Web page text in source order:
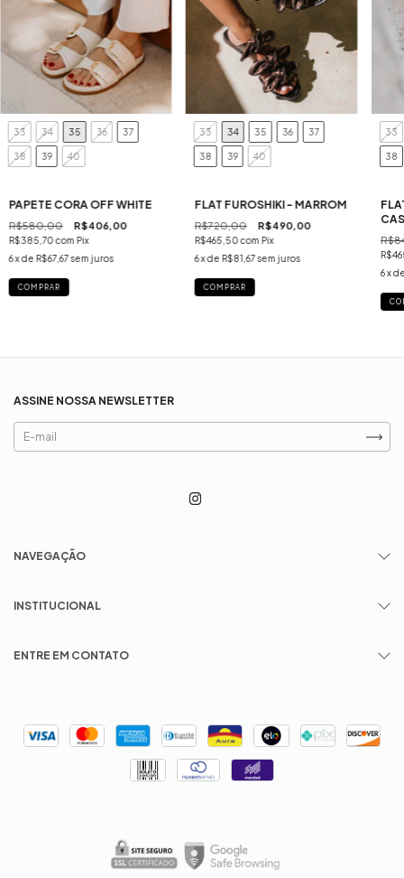
33 34 35 36 37
38 39 40
PAPETE CORA OFF WHITE
R$580,00 R$406,00
R$385,70com Pix
6x de R$67,67sem juros
COMPRAR
33 34 35 36 37
38 39 40
FLAT FUROSHIKI - MARROM
R$720,00 R$490,00
R$465,50com Pix
6x de R$81,67sem juros
COMPRAR
33
38
6 x
ASSINE NOSSA NEWSLETTER
NAVEGAÇÃO
INSTITUCIONAL
ENTRE EM CONTATO